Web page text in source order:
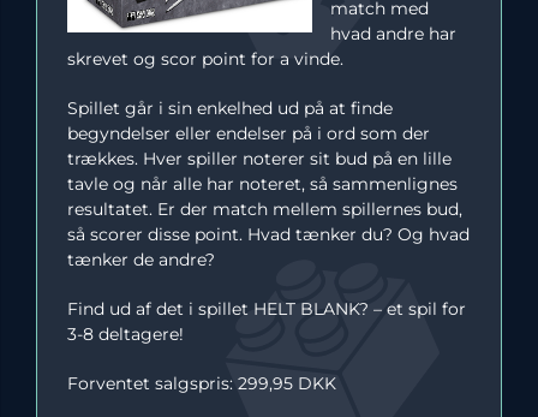
match med
hvad andre har
skrevet og scor point for a vinde.
Spillet går i sin enkelhed ud på at finde
begyndelser eller endelser på i ord som der
trækkes. Hver spiller noterer sit bud på en lille
tavle og når alle har noteret, så sammenlignes
resultatet. Er der match mellem spillernes bud,
så scorer disse point. Hvad tænker du? Og hvad
tænker de andre?
Find ud af det i spillet HELT BLANK? – et spil for
3-8 deltagere!
Forventet salgspris: 299,95 DKK